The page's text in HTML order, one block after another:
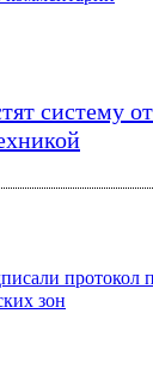
систему
протокол
зон